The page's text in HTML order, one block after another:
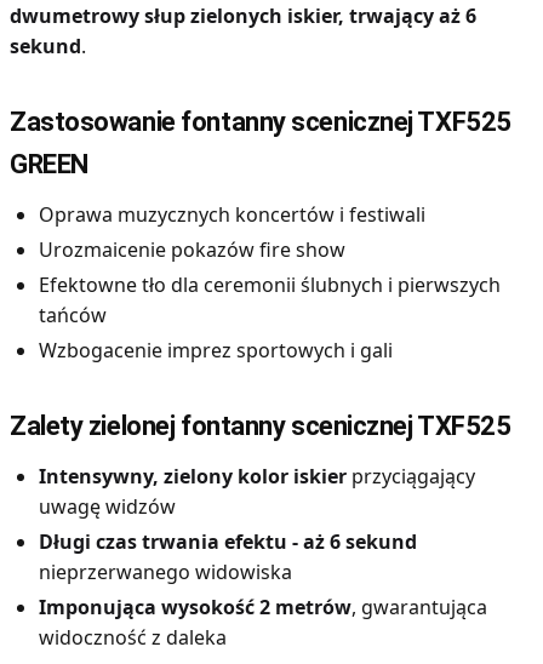
dwumetrowy słup zielonych iskier, trwający aż 6
sekund.
Zastosowanie fontanny scenicznej TXF525
GREEN
Oprawa muzycznych koncertów i festiwali
Urozmaicenie pokazów fire show
Efektowne tło dla ceremonii ślubnych i pierwszych
tańców
Wzbogacenie imprez sportowych i gali
Zalety zielonej fontanny scenicznej TXF525
Intensywny, zielony kolor iskier przyciągający
uwagę widzów
Długi czas trwania efektu - aż 6 sekund
nieprzerwanego widowiska
Imponująca wysokość 2 metrów, gwarantująca
widoczność z daleka